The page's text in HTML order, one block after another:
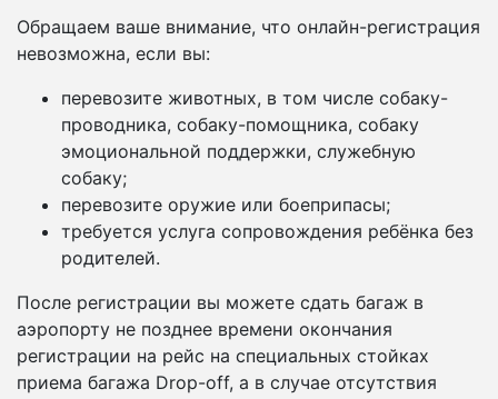
Обращаем ваше внимание, что онлайн-регистрация
невозможна, если вы:
перевозите животных, в том числе собаку-
проводника, собаку-помощника, собаку
эмоциональной поддержки, служебную
собаку;
перевозите оружие или боеприпасы;
требуется услуга сопровождения ребёнка без
родителей.
После регистрации вы можете сдать багаж в
аэропорту не позднее времени окончания
регистрации на рейс на специальных стойках
приема багажа Drop-off, а в случае отсутствия